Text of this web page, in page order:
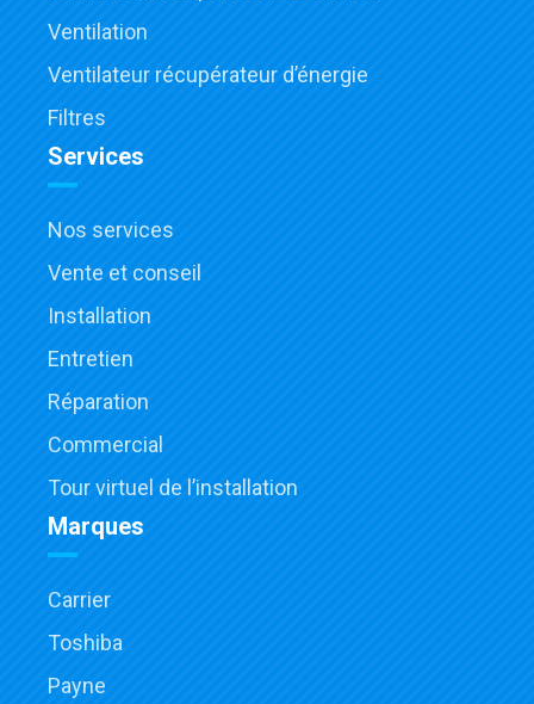
Ventilation
Ventilateur récupérateur d’énergie
Filtres
Services
Nos services
Vente et conseil
Installation
Entretien
Réparation
Commercial
Tour virtuel de l’installation
Marques
Carrier
Toshiba
Payne